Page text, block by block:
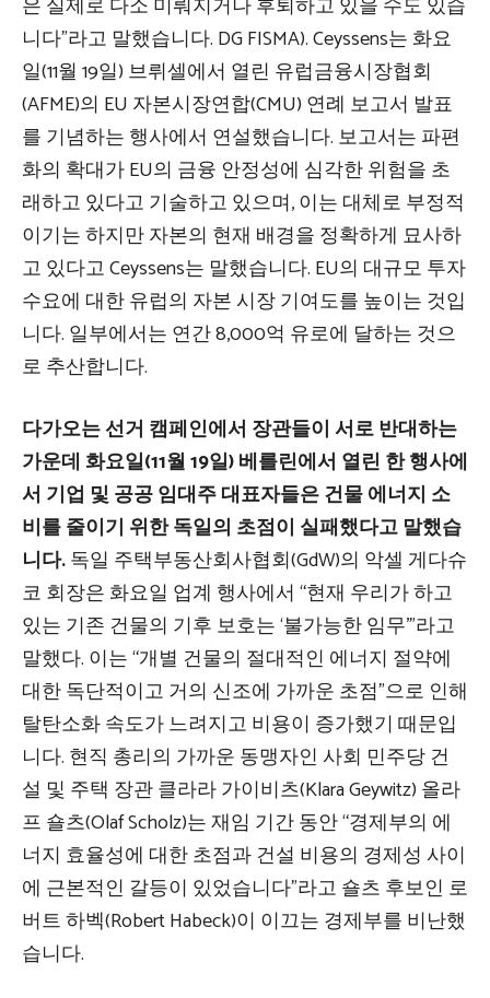
니다”라고 말했습니다. DG FISMA). Ceyssens는 화요
일(11월 19일) 브뤼셀에서 열린 유럽금융시장협회
(AFME)의 EU 자본시장연합(CMU) 연례 보고서 발표
를 기념하는 행사에서 연설했습니다. 보고서는 파편
화의 확대가 EU의 금융 안정성에 심각한 위험을 초
래하고 있다고 기술하고 있으며, 이는 대체로 부정적
이기는 하지만 자본의 현재 배경을 정확하게 묘사하
고 있다고 Ceyssens는 말했습니다. EU의 대규모 투자
수요에 대한 유럽의 자본 시장 기여도를 높이는 것입
니다. 일부에서는 연간 8,000억 유로에 달하는 것으
로 추산합니다.
다가오는 선거 캠페인에서 장관들이 서로 반대하는
가운데 화요일(11월 19일) 베를린에서 열린 한 행사에
서 기업 및 공공 임대주 대표자들은 건물 에너지 소
비를 줄이기 위한 독일의 초점이 실패했다고 말했습
니다.독일 주택부동산회사협회(GdW)의 악셀 게다슈
코 회장은 화요일 업계 행사에서 “현재 우리가 하고
있는 기존 건물의 기후 보호는 ‘불가능한 임무'”라고
말했다. 이는 “개별 건물의 절대적인 에너지 절약에
대한 독단적이고 거의 신조에 가까운 초점”으로 인해
탈탄소화 속도가 느려지고 비용이 증가했기 때문입
니다. 현직 총리의 가까운 동맹자인 사회 민주당 건
설 및 주택 장관 클라라 가이비츠(Klara Geywitz) 올라
프 숄츠(Olaf Scholz)는 재임 기간 동안 “경제부의 에
너지 효율성에 대한 초점과 건설 비용의 경제성 사이
에 근본적인 갈등이 있었습니다”라고 숄츠 후보인 로
버트 하벡(Robert Habeck)이 이끄는 경제부를 비난했
습니다.